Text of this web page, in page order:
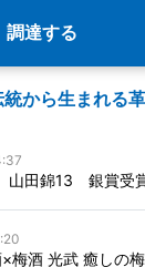
調達する
から生まれる
山田錦13 銀賞受
梅酒 光武 癒しの梅